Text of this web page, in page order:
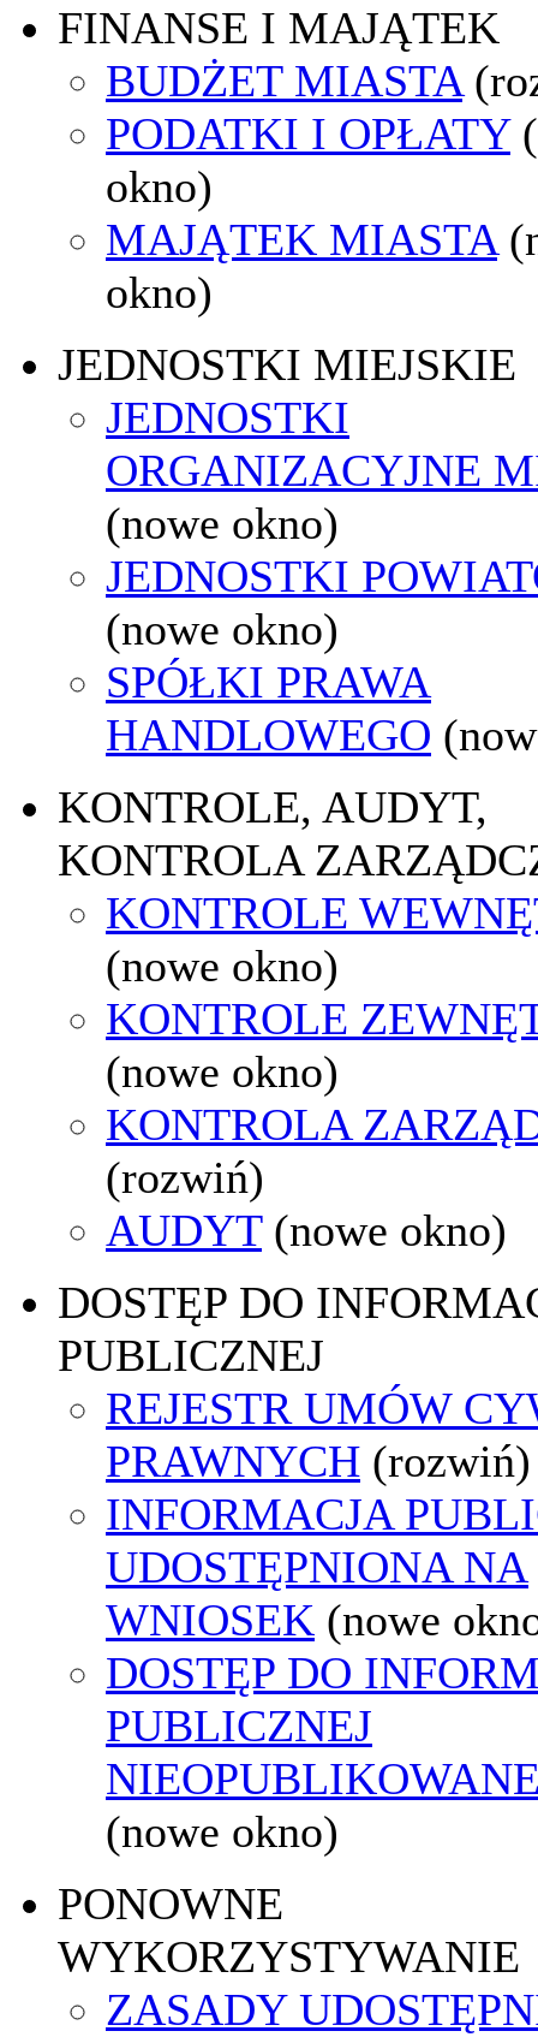
FINANSE I MAJĄTEK
BUDŻET MIASTA
PODATKI I OPŁATY
okno)
MAJĄTEK MIASTA
okno)
JEDNOSTKI MIEJSKIE
JEDNOSTKI
ORGANIZACYJNE
(nowe okno)
JEDNOSTKI
(nowe okno)
SPÓŁKI PRAWA
HANDLOWEGO
KONTROLE, AUDYT,
KONTROLA
KONTROLE
(nowe okno)
KONTROLE
(nowe okno)
KONTROLA
(rozwiń)
AUDYT (nowe okno)
DOSTĘP DO
PUBLICZNEJ
REJESTR UMÓW
PRAWNYCH (rozwiń)
INFORMACJA
UDOSTĘPNIONA NA
WNIOSEK (nowe
DOSTĘP DO
PUBLICZNEJ
(nowe okno)
PONOWNE
WYKORZYSTYWANIE
ZASADY